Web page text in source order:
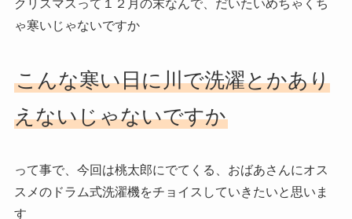
クリスマスって１２月の末なんで、だいたいめちゃくち
ゃ寒いじゃないですか
こんな寒い日に川で洗濯とかあり
えないじゃないですか
って事で、今回は桃太郎にでてくる、おばあさんにオス
スメのドラム式洗濯機をチョイスしていきたいと思いま
す